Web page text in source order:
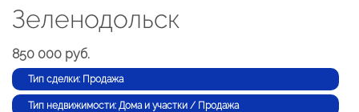
Зеленодольск
850 000 руб.
Тип сделки: Продажа
Тип недвижимости: Дома и участки / Продажа